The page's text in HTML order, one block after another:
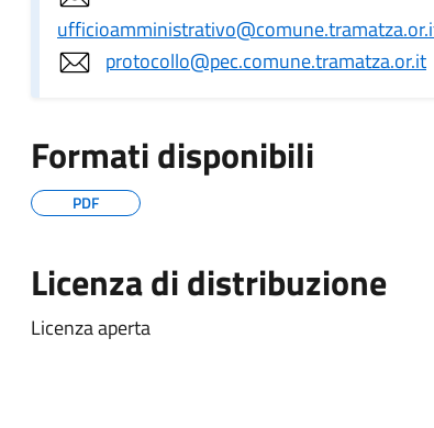
protocollo@pec.comune.tramatza.or.it
Formati disponibili
PDF
Licenza di distribuzione
Licenza aperta